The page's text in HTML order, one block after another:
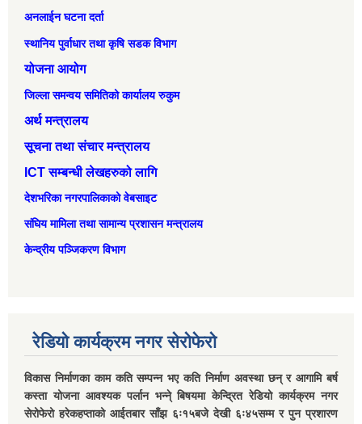
अनलाईन घटना दर्ता
स्थानिय पुर्वाधार तथा कृषि सडक विभाग
योजना आयोग
जिल्ला समन्वय समितिको कार्यालय रुकुम
अर्थ मन्त्रालय
सूचना तथा संचार मन्त्रालय
ICT सम्बन्धी लेखहरुको लागि
देशभरिका नगरपालिकाको वेबसाइट
संघिय मामिला तथा सामान्‍य प्रशासन मन्त्रालय
केन्द्रीय पञ्जिकरण विभाग
रेडियो कार्यक्रम नगर सेरोफेरो
विकास निर्माणका काम कति सम्पन्न भए कति निर्माण अवस्था छन् र आगामि बर्ष
कस्ता योजना आवश्यक पर्लान भन्ने् बिषयमा केन्द्रित रेडियो कार्यक्रम नगर
सेरोफेरो हरेकहप्ताको आईतबार साँझ ६ः१५बजे देखी ६ः४५सम्म र पुन प्रशारण